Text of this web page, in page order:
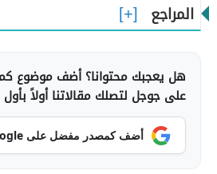
المراجع
هل يعجبك محتوانا؟ أضف موضوع
على جوجل لتصلك مقالاتنا أولاً
أضف كمصدر مفضل على Google